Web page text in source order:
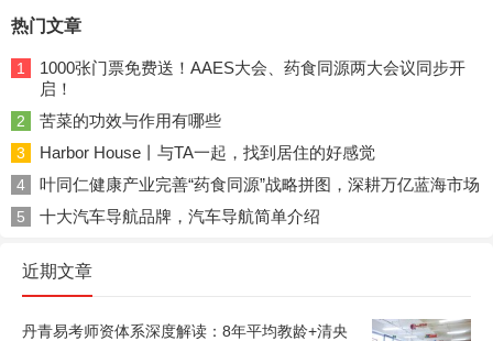
热门文章
1
1000张门票免费送！AAES大会、药食同源两大会议同步开
启！
2 苦菜的功效与作用有哪些
3 Harbor House丨与TA一起，找到居住的好感觉
4 叶同仁健康产业完善“药食同源”战略拼图，深耕万亿蓝海市场
5 十大汽车导航品牌，汽车导航简单介绍
近期文章
丹青易考师资体系深度解读：8年平均教龄+清央